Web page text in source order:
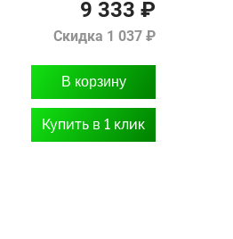
9 333 ₽
Скидка 1 037 ₽
В корзину
Купить в 1 клик